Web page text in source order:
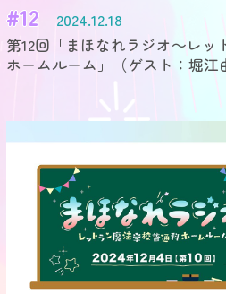
#12
2024.12.18
第12回「まほなれラジオ～レ
ホームルーム」
（ゲスト：堀江